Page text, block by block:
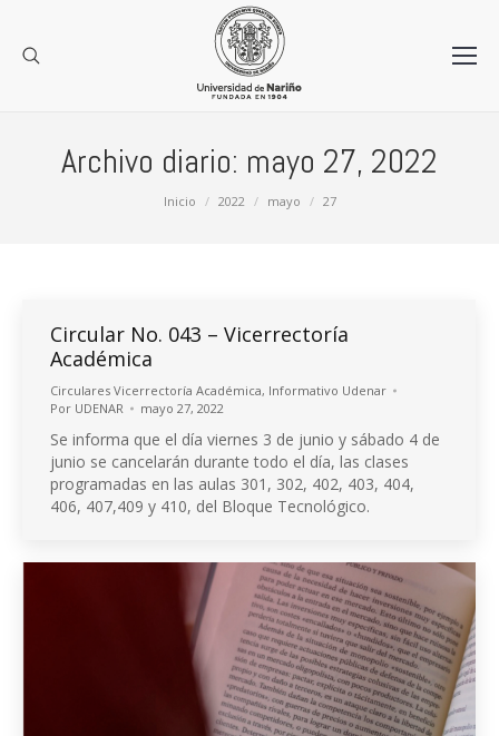
Archivo diario: mayo 27, 2022
Inicio 2022 mayo 27
Circular No. 043 – Vicerrectoría
Académica
Circulares Vicerrectoría Académica, Informativo Udenar
Por UDENAR mayo 27, 2022
Se informa que el día viernes 3 de junio y sábado 4 de
junio se cancelarán durante todo el día, las clases
programadas en las aulas 301, 302, 402, 403, 404,
406, 407,409 y 410, del Bloque Tecnológico.